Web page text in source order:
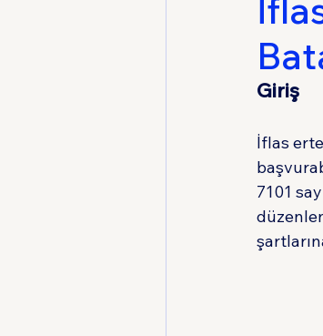
Medeni Usul
Giriş
İflas
7101